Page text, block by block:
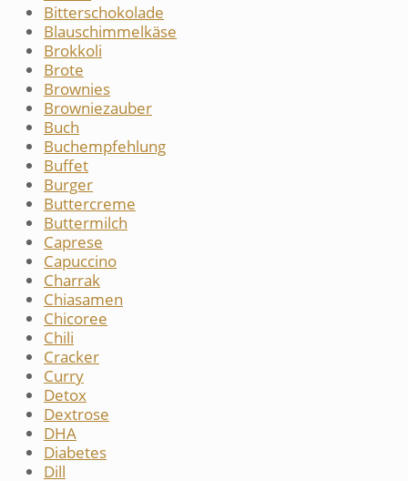
Bitterschokolade
Blauschimmelkäse
Brokkoli
Brote
Brownies
Browniezauber
Buch
Buchempfehlung
Buffet
Burger
Buttercreme
Buttermilch
Caprese
Capuccino
Charrak
Chiasamen
Chicoree
Chili
Cracker
Curry
Detox
Dextrose
DHA
Diabetes
Dill